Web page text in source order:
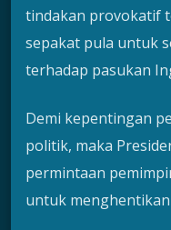
tindakan provokatif
sepakat pula untuk
terhadap pasukan
Demi kepentingan
politik, maka
permintaan
untuk